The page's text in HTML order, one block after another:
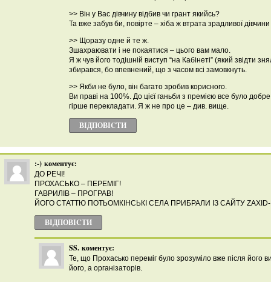
>> Він у Вас дівчину відбив чи грант якийсь?
Та вже забув би, повірте – хіба ж втрата зрадливої
>> Щоразу одне й те ж.
Зшахраювати і не покаятися – цього вам мало.
Я ж чув його тодішній виступ “на Кабінеті” (який звідти
збирався, бо впевнений, що з часом всі замовкнуть.
>> Якби не було, він багато зробив корисного.
Ви праві на 100%. До цієї ганьби з премією все було
гірше перекладати. Я ж не про це – див. вище.
ВІДПОВІCТИ
:-) коментує:
ДО РЕЧІ!
ПРОХАСЬКО – ПЕРЕМІГ!
ГАВРИЛІВ – ПРОГРАВ!
ЙОГО СТАТТЮ ПОТЬОМКІНСЬКІ СЕЛА ПРИБРАЛИ ІЗ САЙТУ ZAXID-
ВІДПОВІCТИ
SS. коментує:
Те, що Прохасько переміг було зрозуміло вже після його
його, а організаторів.